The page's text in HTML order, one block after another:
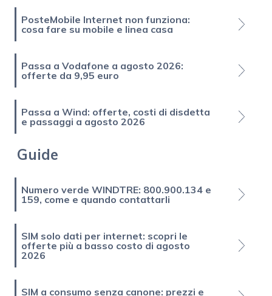
PosteMobile Internet non funziona:
cosa fare su mobile e linea casa
Passa a Vodafone a agosto 2026:
offerte da 9,95 euro
Passa a Wind: offerte, costi di disdetta
e passaggi a agosto 2026
Guide
Numero verde WINDTRE: 800.900.134 e
159, come e quando contattarli
SIM solo dati per internet: scopri le
offerte più a basso costo di agosto
2026
SIM a consumo senza canone: prezzi e